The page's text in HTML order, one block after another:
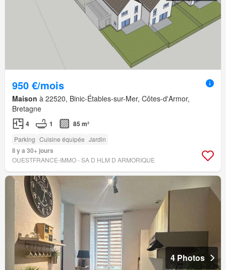
950 €/mois
Maison à 22520, Binic-Étables-sur-Mer, Côtes-d'Armor,
Bretagne
4 1 85 m²
Parking Cuisine équipée Jardin
Il y a 30+ jours
OUESTFRANCE-IMMO - SA D HLM D ARMORIQUE
4 Photos